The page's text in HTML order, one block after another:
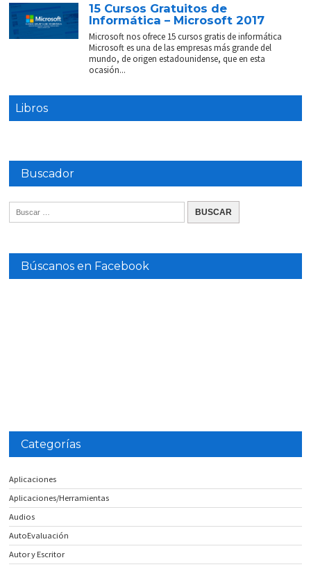
15 Cursos Gratuitos de
Informática – Microsoft 2017
Microsoft nos ofrece 15 cursos gratis de informática
Microsoft es una de las empresas más grande del
mundo, de origen estadounidense, que en esta
ocasión...
Libros
Buscador
Búscanos en Facebook
Categorías
Aplicaciones
Aplicaciones/Herramientas
Audios
AutoEvaluación
Autor y Escritor